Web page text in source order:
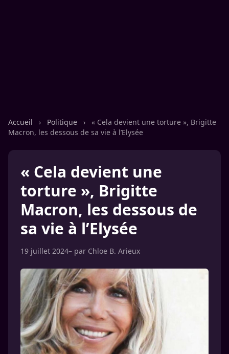
Accueil › Politique ›
« Cela devient une torture », Brigitte
Macron, les dessous de sa vie à l’Elysée
« Cela devient une
torture », Brigitte
Macron, les dessous de
sa vie à l’Elysée
19 juillet 2024– par Chloe B. Arieux